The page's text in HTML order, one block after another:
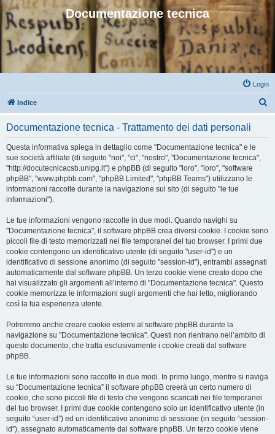
Documentazione tecnica
Login
Indice
Documentazione tecnica - Trattamento dei dati personali
Questa informativa spiega in dettaglio come "Documentazione tecnica" e le
sue società affiliate (di seguito "noi", "ci", "nostro", "Documentazione tecnica",
"http://docutecnicacsb.unipg.it") e phpBB (di seguito "loro", "loro", "software
phpBB", "www.phpbb.com", "phpBB Limited", "phpBB Teams") utilizzano le
informazioni raccolte durante la navigazione sul sito (di seguito "le tue
informazioni").
Le tue informazioni vengono raccolte in due modi. Quando navighi su
"Documentazione tecnica", il software phpBB crea diversi cookie. I cookie sono
piccoli file di testo memorizzati nei file temporanei del tuo browser. I primi due
cookie contengono un identificativo utente (di seguito "user-id") e un
identificativo di sessione anonimo (di seguito "session-id"), entrambi assegnati
automaticamente dal software phpBB. Un terzo cookie viene creato dopo che
hai visualizzato gli argomenti all’interno di "Documentazione tecnica". Questo
cookie memorizza le informazioni sugli argomenti che hai letto, migliorando
così la tua esperienza utente.
Potremmo anche creare cookie esterni al software phpBB durante la
navigazione su "Documentazione tecnica". Questi non rientrano nell’ambito di
questo documento, che tratta esclusivamente i cookie creati dal software
phpBB.
Le tue informazioni sono raccolte in due modi. In primo luogo, mentre si naviga
su “Documentazione tecnica” il software phpBB creerà un certo numero di
cookie, che sono piccoli file di testo che vengono scaricati nei file temporanei
del tuo browser. I primi due cookie contengono solo un identificativo utente (in
seguito “user-id”) ed un identificativo anonimo di sessione (in seguito “session-
id”), assegnato automaticamente dal software phpBB. Un terzo cookie viene